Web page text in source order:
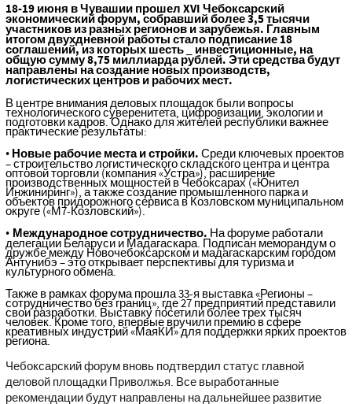
18-19 июня в Чувашии прошел XVI Чебоксарский
экономический форум, собравший более 3,5 тысячи
участников из разных регионов и зарубежья. Главным
итогом двухдневной работы стало подписание 18
соглашений, из которых шесть инвестиционные, на
общую сумму 8,75 миллиарда рублей. Эти средства будут
направлены на создание новых производств,
логистических центров и рабочих мест.
В центре внимания деловых площадок были вопросы
технологического суверенитета, цифровизации, экологии и
подготовки кадров. Однако для жителей республики важнее
практические результаты:
• Новые рабочие места и стройки. Среди ключевых проектов
– строительство логистического складского центра и центра
оптовой торговли (компания «Устра»), расширение
производственных мощностей в Чебоксарах («Юнител
Инжиниринг»), а также создание промышленного парка и
объектов придорожного сервиса в Козловском муниципальном
округе («М7-Козловский»).
• Международное сотрудничество. На форуме работали
делегации Беларуси и Мадагаскара. Подписан меморандум о
дружбе между Новочебоксарском и мадагаскарским городом
Антунибэ – это открывает перспективы для туризма и
культурного обмена.
Также в рамках форума прошла 33-я выставка «Регионы –
сотрудничество без границ», где 27 предприятий представили
свои разработки. Выставку посетили более трех тысяч
человек. Кроме того, впервые вручили премию в сфере
креативных индустрий «МаяКИ» для поддержки ярких проектов
региона.
Чебоксарский форум вновь подтвердил статус главной
деловой площадки Приволжья. Все выработанные
рекомендации будут направлены на дальнейшее развитие